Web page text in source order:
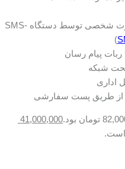
ارسال پیامک از طریق سیم کارت شخصی توسط دستگاه SMS-
)
تحت شبکه
اداری
از طریق پست سفارشی
41,000,000